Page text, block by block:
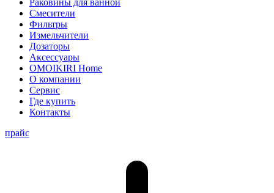
Раковины для ванной
Смесители
Фильтры
Измельчители
Дозаторы
Аксессуары
OMOIKIRI Home
О компании
Сервис
Где купить
Контакты
прайс